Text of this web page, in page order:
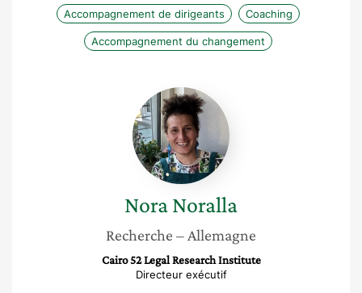
Accompagnement de dirigeants Coaching
Accompagnement du changement
Nora
Noralla
NoraNoralla
Recherche – Allemagne
Cairo 52 Legal Research Institute
Directeur exécutif